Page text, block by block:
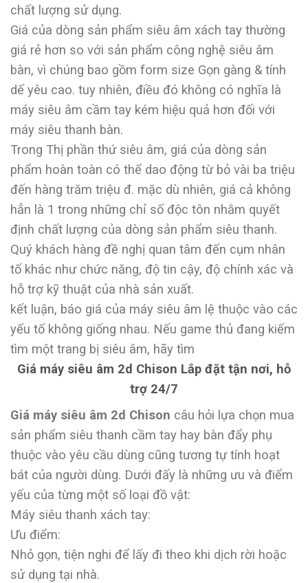
chất lượng sử dụng.
Giá của dòng sản phẩm siêu âm xách tay thường
giá rẻ hơn so với sản phẩm công nghệ siêu âm
bàn, vì chúng bao gồm form size Gọn gàng & tính
dế yêu cao. tuy nhiên, điều đó không có nghĩa là
máy siêu âm cầm tay kém hiệu quả hơn đối với
máy siêu thanh bàn.
Trong Thị phần thứ siêu âm, giá của dòng sản
phẩm hoàn toàn có thể dao động từ bỏ vài ba triệu
đến hàng trăm triệu đ. mặc dù nhiên, giá cả không
hẳn là 1 trong những chỉ số độc tôn nhằm quyết
định chất lượng của dòng sản phẩm siêu thanh.
Quý khách hàng đề nghị quan tâm đến cụm nhân
tố khác như chức năng, độ tin cậy, độ chính xác và
hỗ trợ kỹ thuật của nhà sản xuất.
kết luận, báo giá của máy siêu âm lệ thuộc vào các
yếu tố không giống nhau. Nếu game thủ đang kiếm
tìm một trang bị siêu âm, hãy tìm
Giá máy siêu âm 2d Chison Lắp đặt tận nơi, hỗ
trợ 24/7
Giá máy siêu âm 2d Chison câu hỏi lựa chọn mua
sản phẩm siêu thanh cầm tay hay bàn đẩy phụ
thuộc vào yêu cầu dùng cũng tương tự tính hoạt
bát của người dùng. Dưới đấy là những ưu và điểm
yếu của từng một số loại đồ vật:
Máy siêu thanh xách tay:
Ưu điểm:
Nhỏ gọn, tiện nghi để lấy đi theo khi dịch rời hoặc
sử dụng tại nhà.